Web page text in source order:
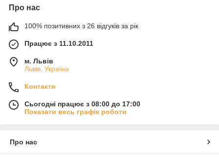
Про нас
100% позитивних з 26 відгуків за рік
Працює з 11.10.2011
м. Львів
Львів, Україна
Контакти
Сьогодні працює з 08:00 до 17:00
Показати весь графік роботи
Про нас